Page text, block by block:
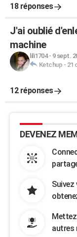
18 réponses
J'ai oublié
machine
lili1704- 9 sept.
Ketchup - 21
12 réponses
DEVENEZ
autres